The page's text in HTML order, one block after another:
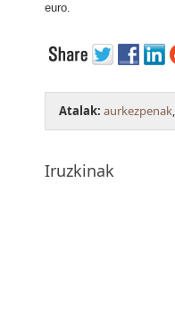
euro.
Atalak: aurkezpenak,
Iruzkinak